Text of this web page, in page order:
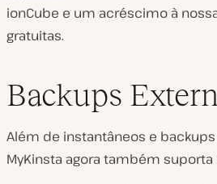
ionCube e um acréscimo à
gratuitas.
Backups
Além de instantâneos e
MyKinsta agora também